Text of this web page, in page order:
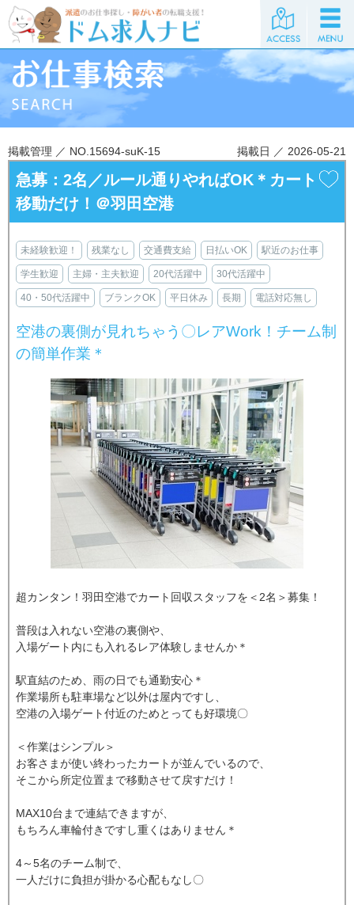
掲載管理 ／ NO.15694-suK-15 掲載日 ／ 2026-05-21
急募：2名／ルール通りやればOK＊カート
移動だけ！＠羽田空港
未経験歓迎！ 残業なし 交通費支給 日払いOK 駅近のお仕事
学生歓迎 主婦・主夫歓迎 20代活躍中 30代活躍中
40・50代活躍中 ブランクOK 平日休み 長期 電話対応無し
空港の裏側が見れちゃう〇レアWork！チーム制
の簡単作業＊
超カンタン！羽田空港でカート回収スタッフを＜2名＞募集！
普段は入れない空港の裏側や、
入場ゲート内にも入れるレア体験しませんか＊
駅直結のため、雨の日でも通勤安心＊
作業場所も駐車場など以外は屋内ですし、
空港の入場ゲート付近のためとっても好環境〇
＜作業はシンプル＞
お客さまが使い終わったカートが並んでいるので、
そこから所定位置まで移動させて戻すだけ！
MAX10台まで連結できますが、
もちろん車輪付きですし重くはありません＊
4～5名のチーム制で、
一人だけに負担が掛かる心配もなし〇